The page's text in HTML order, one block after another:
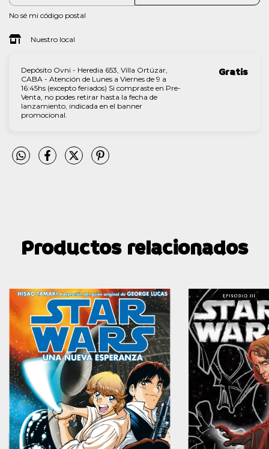
No sé mi código postal
Nuestro local
Depósito Ovni - Heredia 653, Villa Ortúzar,
CABA - Atención de Lunes a Viernes de 9 a
16:45hs (excepto feriados) Si compraste en Pre-
Venta, no podes retirar hasta la fecha de
lanzamiento, indicada en el banner
promocional.
Gratis
Productos relacionados